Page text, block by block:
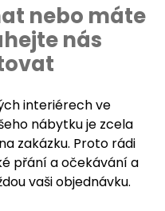
nebo máte
nás
interiérech ve
nábytku je zcela
zakázku. Proto rádi
přání a očekávání a
vaši objednávku.